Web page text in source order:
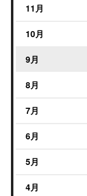
11月
10月
9月
8月
7月
6月
5月
4月